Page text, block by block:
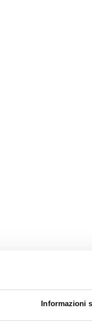
Informazioni